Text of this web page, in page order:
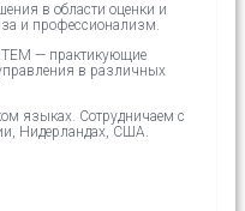
в области оценки и
и профессионализм.
— практикующие
в различных
языках. Сотрудничаем с
Нидерландах, США.